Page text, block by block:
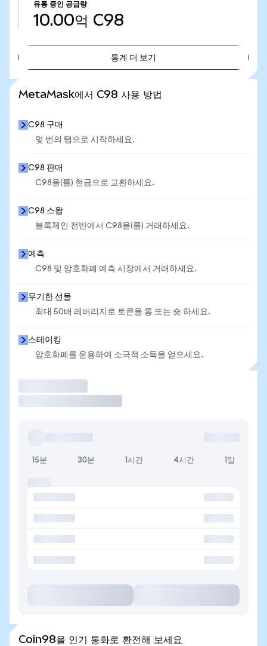
유통 중인 공급량
10.00억 C98
통계 더 보기
MetaMask에서 C98 사용 방법
C98 구매
몇 번의 탭으로 시작하세요.
C98 판매
C98을(를) 현금으로 교환하세요.
C98 스왑
블록체인 전반에서 C98을(를) 거래하세요.
예측
C98 및 암호화폐 예측 시장에서 거래하세요.
무기한 선물
최대 50배 레버리지로 토큰을 롱 또는 숏 하세요.
스테이킹
암호화폐를 운용하여 소극적 소득을 얻으세요.
15분 30분 1시간 4시간 1일
Coin98을 인기 통화로 환전해 보세요